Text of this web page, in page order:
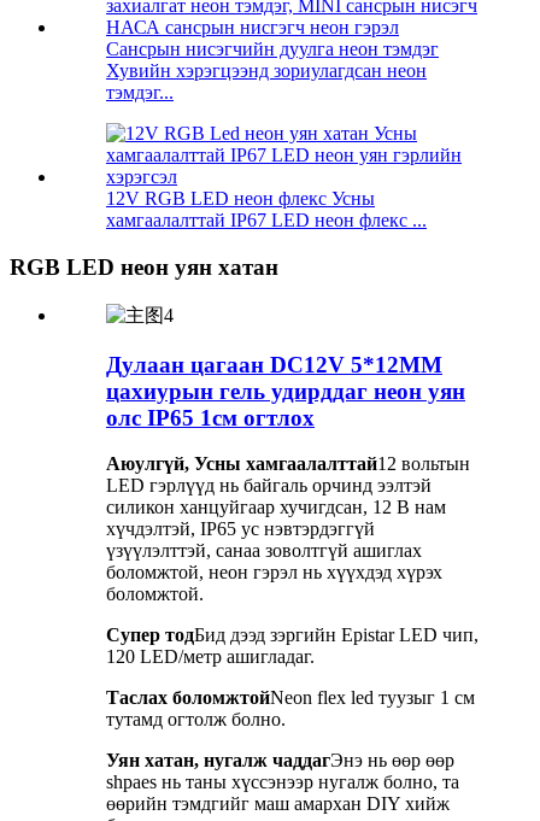
Сансрын нисэгчийн дуулга неон тэмдэг
Хувийн хэрэгцээнд зориулагдсан неон
тэмдэг...
12V RGB LED неон флекс Усны
хамгаалалттай IP67 LED неон флекс ...
RGB LED неон уян хатан
Дулаан цагаан DC12V 5*12MM
цахиурын гель удирддаг неон уян
олс IP65 1см огтлох
Аюулгүй, Усны хамгаалалттай12 вольтын
LED гэрлүүд нь байгаль орчинд ээлтэй
силикон ханцуйгаар хучигдсан, 12 В нам
хүчдэлтэй, IP65 ус нэвтэрдэггүй
үзүүлэлттэй, санаа зоволтгүй ашиглах
боломжтой, неон гэрэл нь хүүхдэд хүрэх
боломжтой.
Супер тодБид дээд зэргийн Epistar LED чип,
120 LED/метр ашигладаг.
Таслах боломжтойNeon flex led туузыг 1 см
тутамд огтолж болно.
Уян хатан, нугалж чаддагЭнэ нь өөр өөр
shpaes нь таны хүссэнээр нугалж болно, та
өөрийн тэмдгийг маш амархан DIY хийж